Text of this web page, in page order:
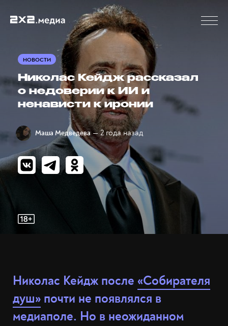
НОВОСТИ
Николас Кейдж рассказал
о недоверии к ИИ и
ненависти к иронии
Маша Медведева — 2 года назад
Николас Кейдж после «Собирателя
душ» почти не появлялся в
медиаполе. Но в неожиданном